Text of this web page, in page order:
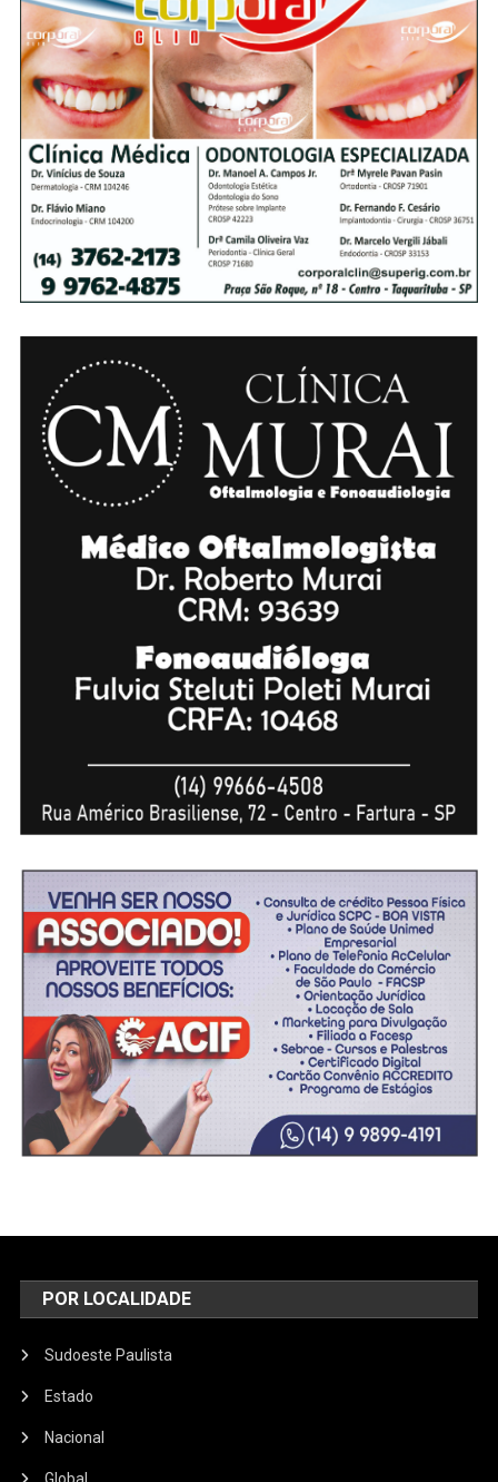
POR LOCALIDADE
Sudoeste Paulista
Estado
Nacional
Global